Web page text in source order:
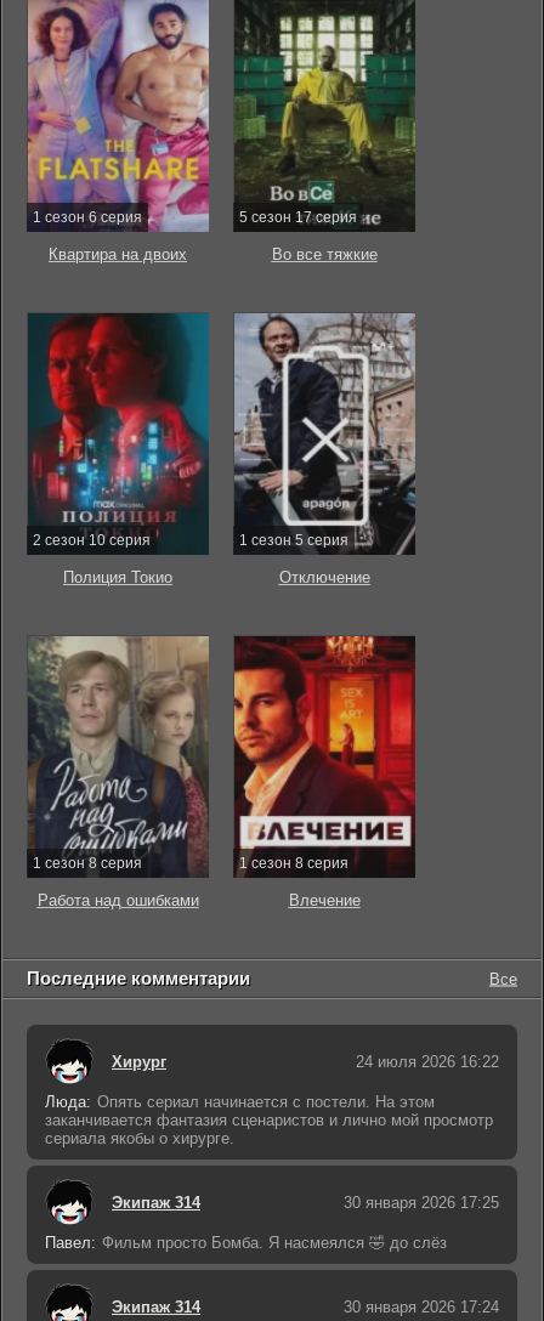
1 сезон 6 серия
Квартира на двоих
5 сезон 17 серия
Во все тяжкие
2 сезон 10 серия
Полиция Токио
1 сезон 5 серия
Отключение
1 сезон 8 серия
Работа над ошибками
1 сезон 8 серия
Влечение
Последние комментарии Все
Хирург 24 июля 2026 16:22
Люда: Опять сериал начинается с постели. На этом
заканчивается фантазия сценаристов и лично мой просмотр
сериала якобы о хирурге.
Экипаж 314 30 января 2026 17:25
Павел: Фильм просто Бомба. Я насмеялся 🤣 до слёз
Экипаж 314 30 января 2026 17:24